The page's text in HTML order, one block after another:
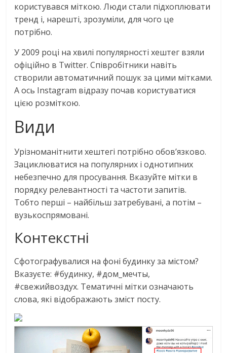
користувався міткою. Люди стали підхоплювати
тренд і, нарешті, зрозуміли, для чого це
потрібно.
У 2009 році на хвилі популярності хештег взяли
офіційно в Twitter. Співробітники навіть
створили автоматичний пошук за цими мітками.
А ось Instagram відразу почав користуватися
цією розміткою.
Види
Урізноманітнити хештегі потрібно обов’язково.
Зациклюватися на популярних і однотипних
небезпечно для просування. Вказуйте мітки в
порядку релевантності та частоти запитів.
Тобто перші – найбільш затребувані, а потім –
вузькоспрямовані.
Контекстні
Сфотографувалися на фоні будинку за містом?
Вказуєте: #будинку, #дом_мечты,
#свежийвоздух. Тематичні мітки означають
слова, які відображають зміст посту.